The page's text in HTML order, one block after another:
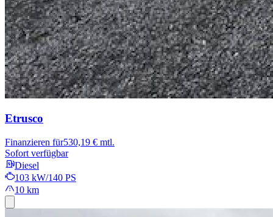
Etrusco
Finanzieren für530,19 € mtl.
Sofort verfügbar
Diesel
103 kW/140 PS
10 km